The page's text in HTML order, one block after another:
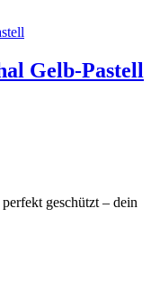
Gelb-Pastell
geschützt – dein